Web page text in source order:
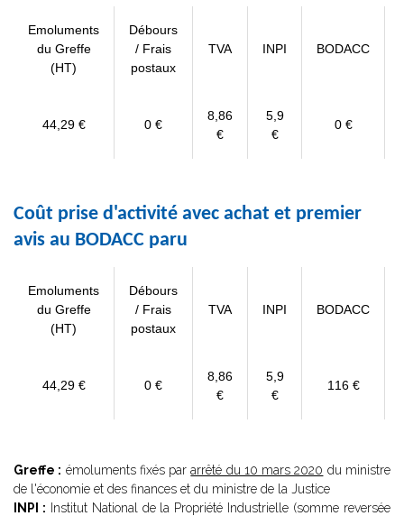
Emoluments
du Greffe
(HT)
Débours
/ Frais
postaux
TVA INPI BODACC
44,29 € 0 €
8,86
€
5,9
€
0 €
Coût prise d'activité avec achat et premier
avis au BODACC paru
Emoluments
du Greffe
(HT)
Débours
/ Frais
postaux
TVA INPI BODACC
44,29 € 0 €
8,86
€
5,9
€
116 €
Greffe : émoluments fixés pararrêté du 10 mars 2020 du ministre
de l'économie et des finances et du ministre de la Justice
INPI : Institut National de la Propriété Industrielle (somme reversée